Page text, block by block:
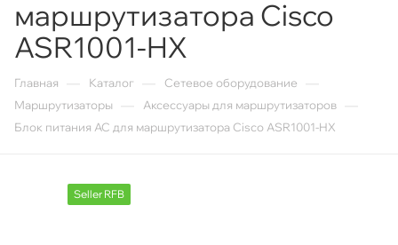
маршрутизатора Cisco
ASR1001-HX
Главная Каталог Сетевое оборудование
Маршрутизаторы Аксессуары для маршрутизаторов
Блок питания AC для маршрутизатора Cisco ASR1001-HX
Seller RFB